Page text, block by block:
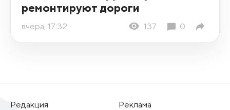
ремонтируют дороги
вчера, 17:32 137 0
Редакция
Реклама